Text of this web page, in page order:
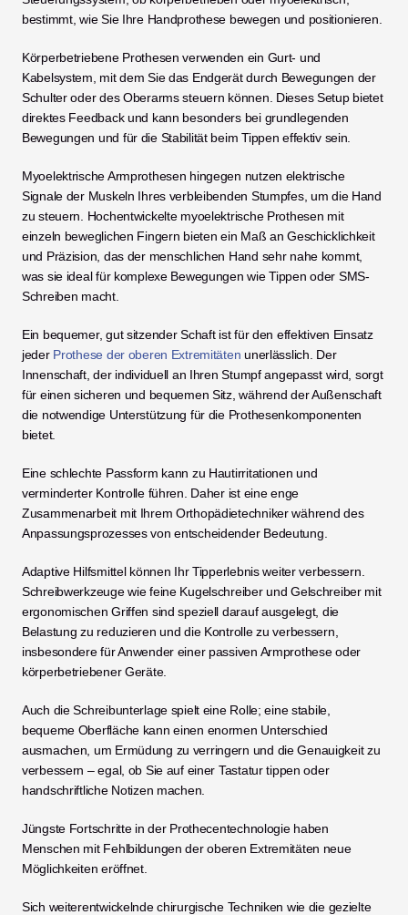
bestimmt, wie Sie Ihre Handprothese bewegen und positionieren.
Körperbetriebene Prothesen verwenden ein Gurt- und
Kabelsystem, mit dem Sie das Endgerät durch Bewegungen der
Schulter oder des Oberarms steuern können. Dieses Setup bietet
direktes Feedback und kann besonders bei grundlegenden
Bewegungen und für die Stabilität beim Tippen effektiv sein.
Myoelektrische Armprothesen hingegen nutzen elektrische
Signale der Muskeln Ihres verbleibenden Stumpfes, um die Hand
zu steuern. Hochentwickelte myoelektrische Prothesen mit
einzeln beweglichen Fingern bieten ein Maß an Geschicklichkeit
und Präzision, das der menschlichen Hand sehr nahe kommt,
was sie ideal für komplexe Bewegungen wie Tippen oder SMS-
Schreiben macht.
Ein bequemer, gut sitzender Schaft ist für den effektiven Einsatz
jeder Prothese der oberen Extremitäten unerlässlich. Der
Innenschaft, der individuell an Ihren Stumpf angepasst wird, sorgt
für einen sicheren und bequemen Sitz, während der Außenschaft
die notwendige Unterstützung für die Prothesenkomponenten
bietet.
Eine schlechte Passform kann zu Hautirritationen und
verminderter Kontrolle führen. Daher ist eine enge
Zusammenarbeit mit Ihrem Orthopädietechniker während des
Anpassungsprozesses von entscheidender Bedeutung.
Adaptive Hilfsmittel können Ihr Tipperlebnis weiter verbessern.
Schreibwerkzeuge wie feine Kugelschreiber und Gelschreiber mit
ergonomischen Griffen sind speziell darauf ausgelegt, die
Belastung zu reduzieren und die Kontrolle zu verbessern,
insbesondere für Anwender einer passiven Armprothese oder
körperbetriebener Geräte.
Auch die Schreibunterlage spielt eine Rolle; eine stabile,
bequeme Oberfläche kann einen enormen Unterschied
ausmachen, um Ermüdung zu verringern und die Genauigkeit zu
verbessern – egal, ob Sie auf einer Tastatur tippen oder
handschriftliche Notizen machen.
Jüngste Fortschritte in der Prothecentechnologie haben
Menschen mit Fehlbildungen der oberen Extremitäten neue
Möglichkeiten eröffnet.
Sich weiterentwickelnde chirurgische Techniken wie die gezielte